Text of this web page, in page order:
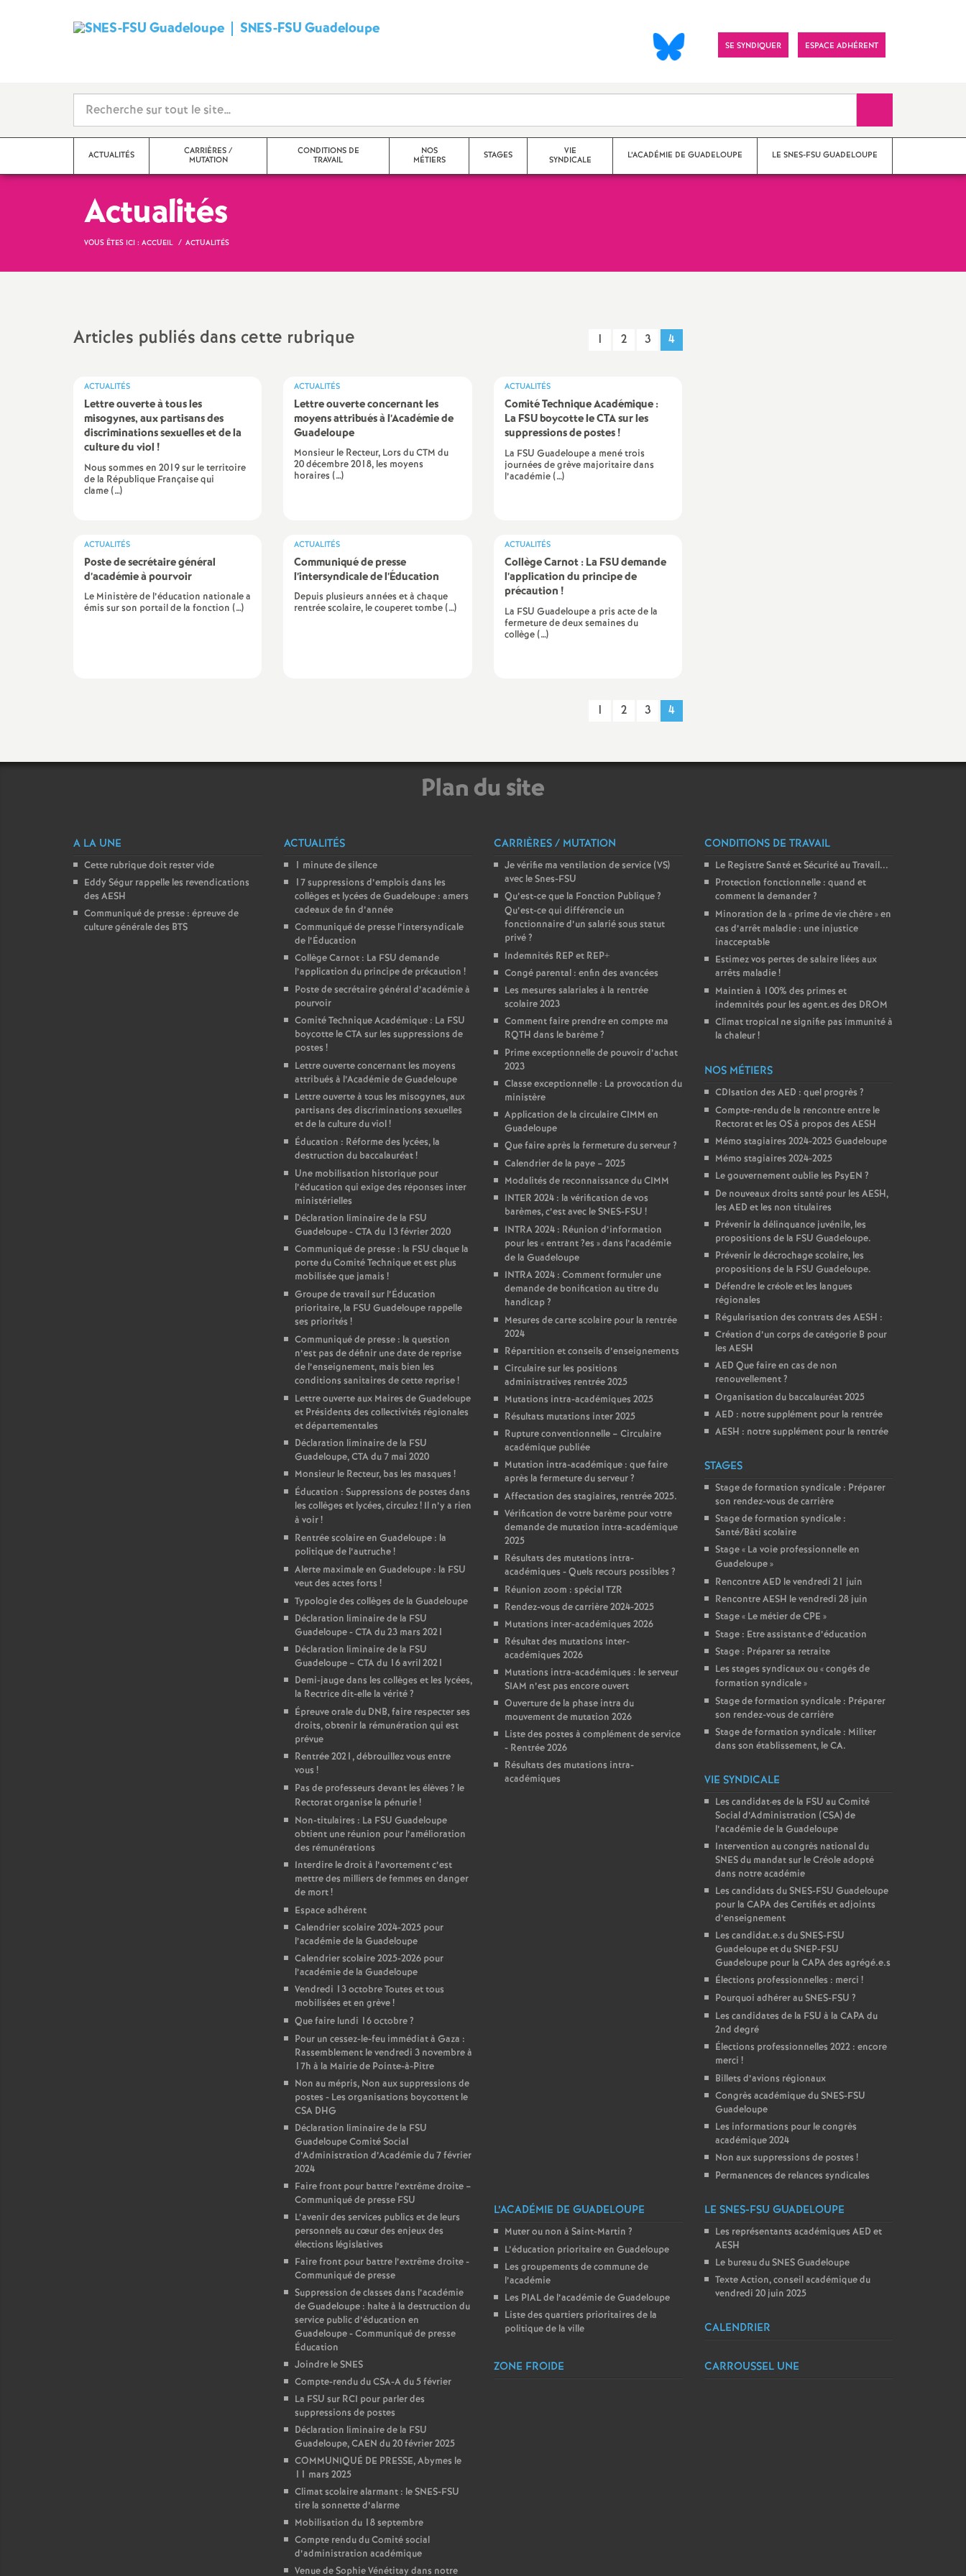
SNES-FSU GuadeloupeS
d
i
t
i
o
a
l
d
n
e
i
g
n
e
m
e
n
t
s
d
e
S
e
c
o
n
d
d
e
g
r
é
d
e
L
y
o
n
Visitez
notreSE SYNDIQUER ESPACE ADHÉRENT
ACTUALITÉS
CARRIÈRES /
MUTATION
CONDITIONS DE
TRAVAIL
NOS
MÉTIERS
STAGES
VIE
SYNDICALE
L’ACADÉMIE DE GUADELOUPE LE SNES-FSU GUADELOUPE
Actualités
VOUS ÊTES ICI : ACCUEIL ACTUALITÉS
Articles publiés dans cette rubrique 1 2 3 4
ACTUALITÉS
Lettre ouverte à tous les
misogynes, aux partisans des
discriminations sexuelles et de la
culture du viol!
Nous sommes en 2019 sur le territoire
de la République Française qui
clame (…)
ACTUALITÉS
Lettre ouverte concernant les
moyens attribués à l’Académie de
Guadeloupe
Monsieur le Recteur, Lors du CTM du
20 décembre 2018, les moyens
horaires (…)
ACTUALITÉS
Comité Technique Académique :
La FSU boycotte le CTA sur les
suppressions de postes!
La FSU Guadeloupe a mené trois
journées de grève majoritaire dans
l’académie (…)
ACTUALITÉS
Poste de secrétaire général
d’académie à pourvoir
Le Ministère de l’éducation nationale a
émis sur son portail de la fonction (…)
ACTUALITÉS
Communiqué de presse
l’intersyndicale de l’Éducation
Depuis plusieurs années et à chaque
rentrée scolaire, le couperet tombe (…)
ACTUALITÉS
Collège Carnot : La FSU demande
l’application du principe de
précaution !
La FSU Guadeloupe a pris acte de la
fermeture de deux semaines du
collège (…)
1 2 3 4
Plan du site
A LA UNE
Cette rubrique doit rester vide
Eddy Ségur rappelle les revendications
des AESH
Communiqué de presse : épreuve de
culture générale des BTS
ACTUALITÉS
1 minute de silence
17 suppressions d’emplois dans les
collèges et lycées de Guadeloupe : amers
cadeaux de fin d’année
Communiqué de presse l’intersyndicale
de l’Éducation
Collège Carnot : La FSU demande
l’application du principe de précaution !
Poste de secrétaire général d’académie à
pourvoir
Comité Technique Académique : La FSU
boycotte le CTA sur les suppressions de
postes !
Lettre ouverte concernant les moyens
attribués à l’Académie de Guadeloupe
Lettre ouverte à tous les misogynes, aux
partisans des discriminations sexuelles
et de la culture du viol!
Éducation : Réforme des lycées, la
destruction du baccalauréat!
Une mobilisation historique pour
l’éducation qui exige des réponses inter
ministérielles
Déclaration liminaire de la FSU
Guadeloupe - CTA du 13 février 2020
Communiqué de presse : la FSU claque la
porte du Comité Technique et est plus
mobilisée que jamais !
Groupe de travail sur l’Éducation
prioritaire, la FSU Guadeloupe rappelle
ses priorités !
Communiqué de presse : la question
n’est pas de définir une date de reprise
de l’enseignement, mais bien les
conditions sanitaires de cette reprise!
Lettre ouverte aux Maires de Guadeloupe
et Présidents des collectivités régionales
et départementales
Déclaration liminaire de la FSU
Guadeloupe, CTA du 7 mai 2020
Monsieur le Recteur, bas les masques !
Éducation : Suppressions de postes dans
les collèges et lycées, circulez! Il n’y a rien
à voir!
Rentrée scolaire en Guadeloupe : la
politique de l’autruche!
Alerte maximale en Guadeloupe : la FSU
veut des actes forts !
Typologie des collèges de la Guadeloupe
Déclaration liminaire de la FSU
Guadeloupe - CTA du 23 mars 2021
Déclaration liminaire de la FSU
Guadeloupe – CTA du 16 avril 2021
Demi-jauge dans les collèges et les lycées,
la Rectrice dit-elle la vérité?
Épreuve orale du DNB, faire respecter ses
droits, obtenir la rémunération qui est
prévue
Rentrée 2021, débrouillez vous entre
vous !
Pas de professeurs devant les élèves ? le
Rectorat organise la pénurie!
Non-titulaires : La FSU Guadeloupe
obtient une réunion pour l’amélioration
des rémunérations
Interdire le droit à l’avortement c’est
mettre des milliers de femmes en danger
de mort!
Espace adhérent
Calendrier scolaire 2024-2025 pour
l’académie de la Guadeloupe
Calendrier scolaire 2025-2026 pour
l’académie de la Guadeloupe
Vendredi 13 octobre Toutes et tous
mobilisées et en grève!
Que faire lundi 16 octobre?
Pour un cessez-le-feu immédiat à Gaza :
Rassemblement le vendredi 3 novembre à
17h à la Mairie de Pointe-à-Pitre
Non au mépris, Non aux suppressions de
postes - Les organisations boycottent le
CSA DHG
Déclaration liminaire de la FSU
Guadeloupe Comité Social
d’Administration d’Académie du 7 février
2024
Faire front pour battre l’extrême droite –
Communiqué de presse FSU
L’avenir des services publics et de leurs
personnels au cœur des enjeux des
élections législatives
Faire front pour battre l’extrême droite -
Communiqué de presse
Suppression de classes dans l’académie
de Guadeloupe : halte à la destruction du
service public d’éducation en
Guadeloupe - Communiqué de presse
Éducation
Joindre le SNES
Compte-rendu du CSA-A du 5 février
La FSU sur RCI pour parler des
suppressions de postes
Déclaration liminaire de la FSU
Guadeloupe, CAEN du 20 février 2025
COMMUNIQUÉ DE PRESSE, Abymes le
11 mars 2025
Climat scolaire alarmant : le SNES-FSU
tire la sonnette d’alarme
Mobilisation du 18 septembre
Compte rendu du Comité social
d’administration académique
Venue de Sophie Vénétitay dans notre
CARRIÈRES / MUTATION
Je vérifie ma ventilation de service (VS)
avec le Snes-FSU
Qu’est-ce que la Fonction Publique?
Qu’est-ce qui différencie un
fonctionnaire d’un salarié sous statut
privé?
Indemnités REP et REP+
Congé parental : enfin des avancées
Les mesures salariales à la rentrée
scolaire 2023
Comment faire prendre en compte ma
RQTH dans le barème?
Prime exceptionnelle de pouvoir d’achat
2023
Classe exceptionnelle : La provocation du
ministère
Application de la circulaire CIMM en
Guadeloupe
Que faire après la fermeture du serveur?
Calendrier de la paye – 2025
Modalités de reconnaissance du CIMM
INTER 2024 : la vérification de vos
barèmes, c’est avec le SNES-FSU !
INTRA 2024 : Réunion d’information
pour les «entrant?es » dans l’académie
de la Guadeloupe
INTRA 2024 : Comment formuler une
demande de bonification au titre du
handicap?
Mesures de carte scolaire pour la rentrée
2024
Répartition et conseils d’enseignements
Circulaire sur les positions
administratives rentrée 2025
Mutations intra-académiques 2025
Résultats mutations inter 2025
Rupture conventionnelle – Circulaire
académique publiée
Mutation intra-académique : que faire
après la fermeture du serveur?
Affectation des stagiaires, rentrée 2025.
Vérification de votre barème pour votre
demande de mutation intra-académique
2025
Résultats des mutations intra-
académiques - Quels recours possibles ?
Réunion zoom : spécial TZR
Rendez-vous de carrière 2024-2025
Mutations inter-académiques 2026
Résultat des mutations inter-
académiques 2026
Mutations intra-académiques : le serveur
SIAM n’est pas encore ouvert
Ouverture de la phase intra du
mouvement de mutation 2026
Liste des postes à complément de service
- Rentrée 2026
Résultats des mutations intra-
académiques
CONDITIONS DE TRAVAIL
Le Registre Santé et Sécurité au Travail...
Protection fonctionnelle : quand et
comment la demander?
Minoration de la « prime de vie chère» en
cas d’arrêt maladie : une injustice
inacceptable
Estimez vos pertes de salaire liées aux
arrêts maladie!
Maintien à 100% des primes et
indemnités pour les agent.es des DROM
Climat tropical ne signifie pas immunité à
la chaleur!
NOS MÉTIERS
CDIsation des AED : quel progrès ?
Compte-rendu de la rencontre entre le
Rectorat et les OS à propos des AESH
Mémo stagiaires 2024-2025 Guadeloupe
Mémo stagiaires 2024-2025
Le gouvernement oublie les PsyEN ?
De nouveaux droits santé pour les AESH,
les AED et les non titulaires
Prévenir la délinquance juvénile, les
propositions de la FSU Guadeloupe.
Prévenir le décrochage scolaire, les
propositions de la FSU Guadeloupe.
Défendre le créole et les langues
régionales
Régularisation des contrats des AESH :
Création d’un corps de catégorie B pour
les AESH
AED Que faire en cas de non
renouvellement?
Organisation du baccalauréat 2025
AED : notre supplément pour la rentrée
AESH : notre supplément pour la rentrée
STAGES
Stage de formation syndicale : Préparer
son rendez-vous de carrière
Stage de formation syndicale :
Santé/Bâti scolaire
Stage « La voie professionnelle en
Guadeloupe»
Rencontre AED le vendredi 21 juin
Rencontre AESH le vendredi 28 juin
Stage « Le métier de CPE »
Stage : Etre assistant·e d’éducation
Stage : Préparer sa retraite
Les stages syndicaux ou «congés de
formation syndicale»
Stage de formation syndicale : Préparer
son rendez-vous de carrière
Stage de formation syndicale : Militer
dans son établissement, le CA.
VIE SYNDICALE
Les candidat·es de la FSU au Comité
Social d’Administration (CSA) de
l’académie de la Guadeloupe
Intervention au congrès national du
SNES du mandat sur le Créole adopté
dans notre académie
Les candidats du SNES-FSU Guadeloupe
pour la CAPA des Certifiés et adjoints
d’enseignement
Les candidat.e.s du SNES-FSU
Guadeloupe et du SNEP-FSU
Guadeloupe pour la CAPA des agrégé.e.s
Élections professionnelles : merci !
Pourquoi adhérer au SNES-FSU ?
Les candidates de la FSU à la CAPA du
2nd degré
Élections professionnelles 2022 : encore
merci !
Billets d’avions régionaux
Congrès académique du SNES-FSU
Guadeloupe
Les informations pour le congrès
académique 2024
Non aux suppressions de postes !
Permanences de relances syndicales
L’ACADÉMIE DE GUADELOUPE
Muter ou non à Saint-Martin ?
L’éducation prioritaire en Guadeloupe
Les groupements de commune de
l’académie
Les PIAL de l’académie de Guadeloupe
Liste des quartiers prioritaires de la
politique de la ville
LE SNES-FSU GUADELOUPE
Les représentants académiques AED et
AESH
Le bureau du SNES Guadeloupe
Texte Action, conseil académique du
vendredi 20 juin 2025
CALENDRIER
ZONE FROIDE CARROUSSEL UNE